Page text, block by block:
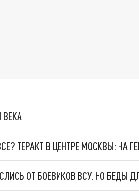
ВЕКА
ТЕРАКТ В ЦЕНТРЕ МОСКВЫ: НА
ОТ БОЕВИКОВ ВСУ. НО БЕДЫ